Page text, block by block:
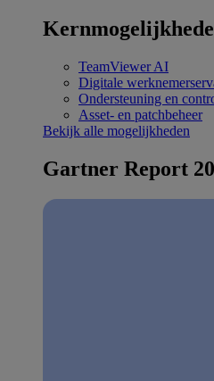
TeamViewer AI
Digitale
Ondersteuning en
Asset- en patchbeheer
Bekijk alle mogelijkheden
Gartner Report